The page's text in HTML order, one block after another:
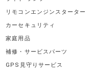
リモコンエンジンスターター
カーセキュリティ
家庭用品
補修・サービスパーツ
GPS見守りサービス